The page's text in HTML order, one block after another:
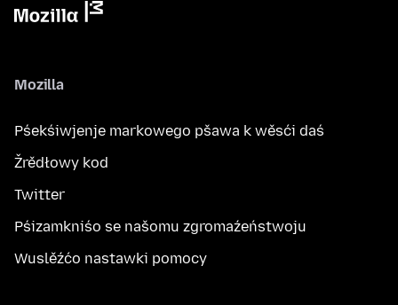
Mozilla
Pśekśiwjenje markowego pšawa k wěsći daś
Žrědłowy kod
Twitter
Pśizamkniśo se našomu zgromaźeństwoju
Wuslěźćo nastawki pomocy